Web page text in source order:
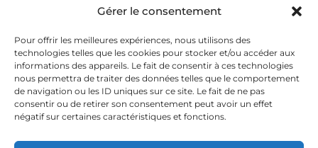
Gérer le consentement
Pour offrir les meilleures expériences, nous utilisons des
technologies telles que les cookies pour stocker et/ou accéder aux
informations des appareils. Le fait de consentir à ces technologies
nous permettra de traiter des données telles que le comportement
de navigation ou les ID uniques sur ce site. Le fait de ne pas
consentir ou de retirer son consentement peut avoir un effet
négatif sur certaines caractéristiques et fonctions.
Liens utiles
Contact
06 31 19 51 92